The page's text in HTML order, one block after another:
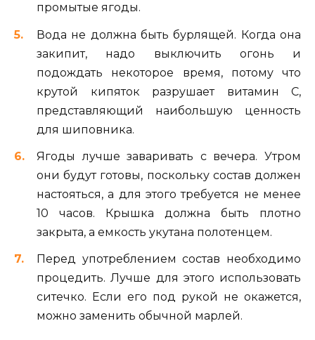
промытые ягоды.
Вода не должна быть бурлящей. Когда она
закипит, надо выключить огонь и
подождать некоторое время, потому что
крутой кипяток разрушает витамин С,
представляющий наибольшую ценность
для шиповника.
Ягоды лучше заваривать с вечера. Утром
они будут готовы, поскольку состав должен
настояться, а для этого требуется не менее
10 часов. Крышка должна быть плотно
закрыта, а емкость укутана полотенцем.
Перед употреблением состав необходимо
процедить. Лучше для этого использовать
ситечко. Если его под рукой не окажется,
можно заменить обычной марлей.